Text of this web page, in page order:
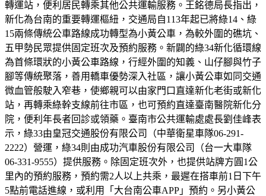
轉運站，便利居民轉乘其他公共運輸服務。王銘德局長指出，
新化為台南的重要轉運樞紐，交通局自113年起已將綠14、綠
15兩條傳統公車路線成功轉型為小黃公車，為較外圍的礁坑、
五甲勢民眾提供固定班次及預約服務。新闢的綠34新化循環線
為首條環狀的小黃公車路線，行經外圍的知義、山仔腳與竹子
腳等傳統聚落，善用轎車優勢深入社區，讓小黃公車如同交通
微血管般駛入窄巷，使鄉親可以由家門口直達新化老街或新化
站，再轉乘綠幹支線前往市區，也可預約直達臺南醫院新化分
院，便利年長者回診或領藥。臺南市公共運輸處處長劉佳峰表
示，綠33由皇冠交通股份有限公司（中華衛星車隊06-291-
2222）營運，綠34則由成功汽車股份有限公司（台一大車隊
06-331-9555）提供服務。除固定班次外，也提供站牌方圓1公
里內的預約服務，預約需2人以上共乘，最遲在搭車前1日下午
5點前電話進線，或利用「大台南公車APP」預約。另小黃公